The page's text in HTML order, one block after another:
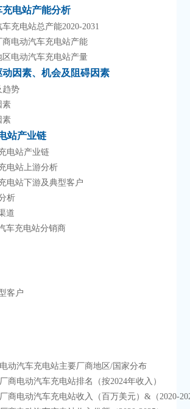
电站产能分析
汽车充电站总产能2020-2031
厂商电动汽车充电站产能
地区电动汽车充电站产量
因素、机会及阻碍因素
趋势
素
素
站产业链
充电站产业链
充电站上游分析
充电站下游及典型客户
分析
渠道
电动汽车充电站分销商
型客户